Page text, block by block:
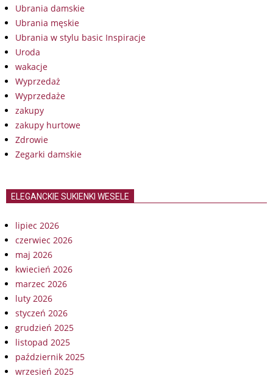
Ubrania damskie
Ubrania męskie
Ubrania w stylu basic Inspiracje
Uroda
wakacje
Wyprzedaż
Wyprzedaże
zakupy
zakupy hurtowe
Zdrowie
Zegarki damskie
ELEGANCKIE SUKIENKI WESELE
lipiec 2026
czerwiec 2026
maj 2026
kwiecień 2026
marzec 2026
luty 2026
styczeń 2026
grudzień 2025
listopad 2025
październik 2025
wrzesień 2025